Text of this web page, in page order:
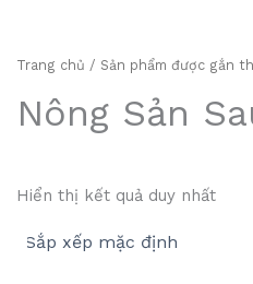
Trang chủ / Sản phẩm được gắn
Nông Sản
Hiển thị kết quả duy nhất